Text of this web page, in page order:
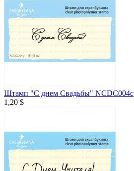
Штамп "С днем Свадьбы" NCDC004c
1,20 $